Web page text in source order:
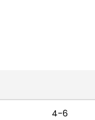
4-6